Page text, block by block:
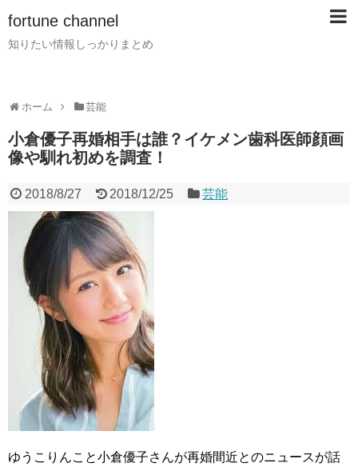
fortune channel
知りたい情報しっかりまとめ
ホーム 芸能
小倉優子再婚相手は誰？イケメン歯科医師顔画
像や馴れ初めを調査！
2018/8/27 2018/12/25 芸能
ゆうこりんこと小倉優子さんが再婚間近とのニュースが話